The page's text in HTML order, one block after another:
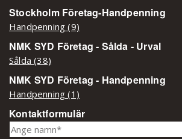
Stockholm Företag-Handpenning
Handpenning (9)
NMK SYD Företag - Sålda - Urval
Sålda (38)
NMK SYD Företag - Handpenning
Handpenning (1)
Kontaktformulär